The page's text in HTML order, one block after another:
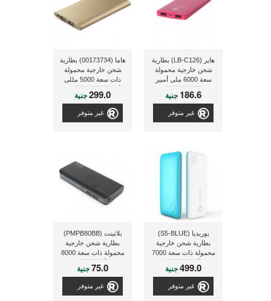
هاير (LB-C126) بطارية
شحن خارجية محمولة
سعة 6000 ملى أمبير
186.6 جنية
غير متوفر
هاما (00173734) بطارية
شحن خارجية محمولة
ذات سعة 5000 مللى
أمبير, ذات لون ذهبى
299.0جنية
غير متوفر
بوريديا (S5-BLUE)
بطارية شحن خارجية
محمولة ذات سعة 7000
ملى أمبير, 2 مخرج, ذو
لون أزرق
499.0جنية
غير متوفر
بلاتينت (PMPB80BB)
بطارية شحن خارجية
محمولة ذات سعة 8000
مللى أمبير مزود بكابل
ميكرو يو إس بى +
كشاف, ذو لون أسود/
رمادى [42414]
75.0جنية
غير متوفر